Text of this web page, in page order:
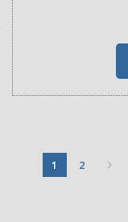
1 2 